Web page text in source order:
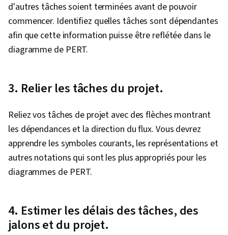
d'autres tâches soient terminées avant de pouvoir
commencer. Identifiez quelles tâches sont dépendantes
afin que cette information puisse être reflétée dans le
diagramme de PERT.
3. Relier les tâches du projet.
Reliez vos tâches de projet avec des flèches montrant
les dépendances et la direction du flux. Vous devrez
apprendre les symboles courants, les représentations et
autres notations qui sont les plus appropriés pour les
diagrammes de PERT.
4. Estimer les délais des tâches, des
jalons et du projet.